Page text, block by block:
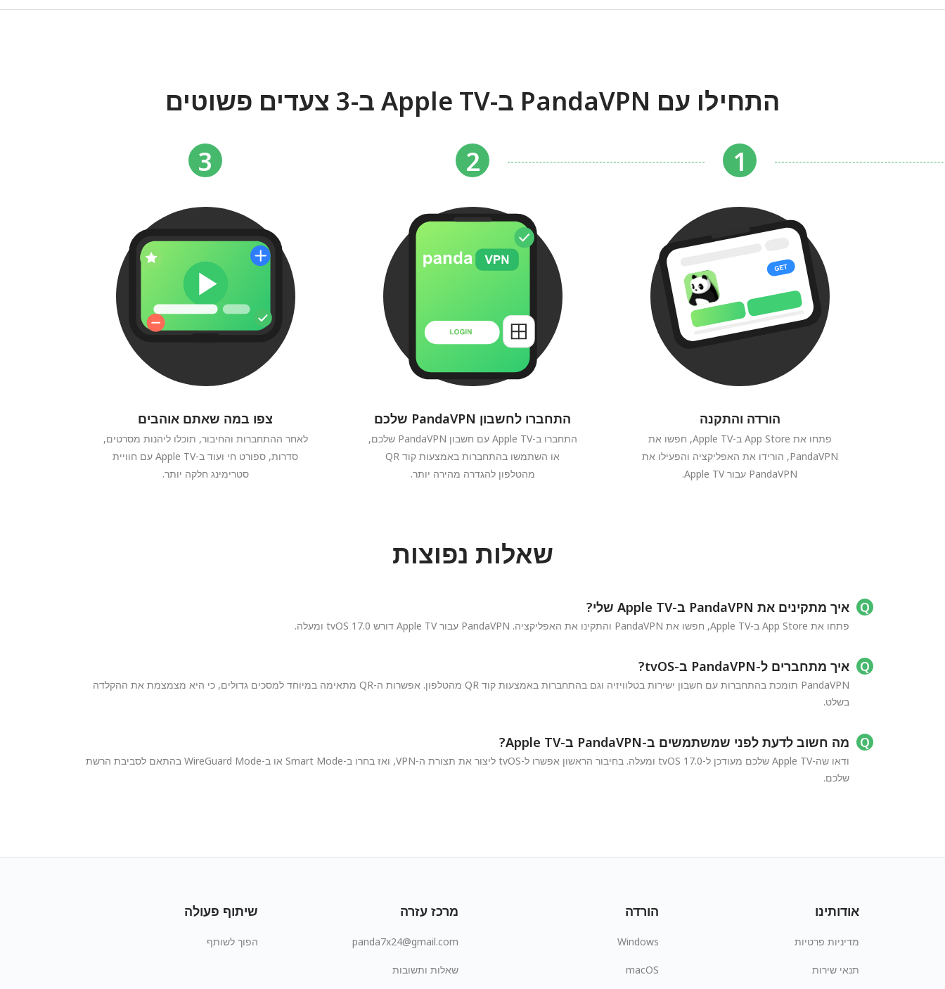
התחילו עם PandaVPN ב-Apple TV ב-3 צעדים פשוטים
הורדה והתקנה
פתחו את App Store ב-Apple TV, חפשו את
PandaVPN, הורידו את האפליקציה והפעילו את
PandaVPN עבור Apple TV.
התחברו לחשבון PandaVPN שלכם
התחברו ב-Apple TV עם חשבון PandaVPN שלכם,
או השתמשו בהתחברות באמצעות קוד QR
מהטלפון להגדרה מהירה יותר.
צפו במה שאתם אוהבים
לאחר ההתחברות והחיבור, תוכלו ליהנות מסרטים,
סדרות, ספורט חי ועוד ב-Apple TV עם חוויית
סטרימינג חלקה יותר.
שאלות נפוצות
איך מתקינים את PandaVPN ב-Apple TV שלי?
פתחו את App Store ב-Apple TV, חפשו את PandaVPN והתקינו את האפליקציה. PandaVPN עבור Apple TV דורש tvOS 17.0 ומעלה.
איך מתחברים ל-PandaVPN ב-tvOS?
PandaVPN תומכת בהתחברות עם חשבון ישירות בטלוויזיה וגם בהתחברות באמצעות קוד QR מהטלפון. אפשרות ה-QR מתאימה במיוחד למסכים גדולים, כי היא מצמצמת את ההקלדה
בשלט.
מה חשוב לדעת לפני שמשתמשים ב-PandaVPN ב-Apple TV?
ודאו שה-Apple TV שלכם מעודכן ל-tvOS 17.0 ומעלה. בחיבור הראשון אפשרו ל-tvOS ליצור את תצורת ה-VPN, ואז בחרו ב-Smart Mode או ב-WireGuard Mode בהתאם לסביבת הרשת
שלכם.
אודותינו
מדיניות פרטיות
תנאי שירות
הורדה
Windows
macOS
מרכז עזרה
panda7x24@gmail.com
שאלות ותשובות
שיתוף פעולה
הפוך לשותף